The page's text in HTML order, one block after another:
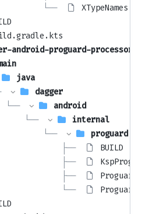
└──
android-proguard-processor
java
dagger
android
└──
internal
└──
proguard
├──
BUILD
├──
├──
└──